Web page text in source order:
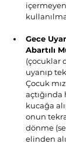
Gece
Abartılı
(çocuklar
uyanıp
Çocuk
açtığında
kucağa
onun
dönme
elinden